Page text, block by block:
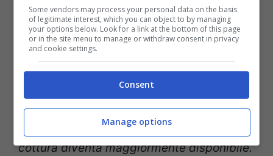
di penne con olio a crudo e non solo
perché è migliore al palato e quindi dal
punto di vista del sapore, ma anche
perché è decisamente ricca di nutrientied
ha una fonte di licopene importante:
Questo antiossidante, utile per
combattere l’invecchiamento, con la
cottura diventa maggiormente disponibile.
Some vendors may process your personal data on the basis
of legitimate interest, which you can object to by managing
your options below. Look for a link at the bottom of this page
or in the site menu to manage or withdraw consent in privacy
and cookie settings.
Consent
Manage options